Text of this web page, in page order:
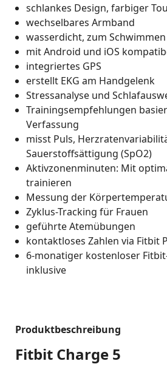
schlankes Design, farbiger
wechselbares Armband
wasserdicht, zum
mit Android und iOS
integriertes GPS
erstellt EKG am Handgelenk
Stressanalyse und
Trainingsempfehlungen
Verfassung
misst Puls,
Sauerstoffsättigung (SpO2)
Aktivzonenminuten: Mit
trainieren
Messung der
Zyklus-Tracking für Frauen
geführte Atemübungen
kontaktloses Zahlen via Fitbit
6-monatiger kostenloser
inklusive
Produktbeschreibung
Fitbit Charge 5